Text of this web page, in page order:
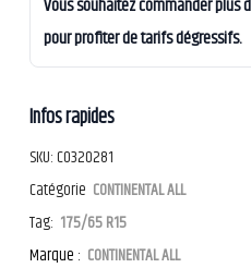
Vous souhaitez commander plus
pour profiter de tarifs dégressifs.
Infos rapides
SKU:CO320281
Catégorie CONTINENTAL ALL
Tag: 175/65 R15
Marque : CONTINENTAL ALL